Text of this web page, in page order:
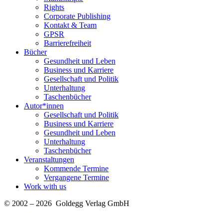
Rights
Corporate Publishing
Kontakt & Team
GPSR
Barrierefreiheit
Bücher
Gesundheit und Leben
Business und Karriere
Gesellschaft und Politik
Unterhaltung
Taschenbücher
Autor*innen
Gesellschaft und Politik
Business und Karriere
Gesundheit und Leben
Unterhaltung
Taschenbücher
Veranstaltungen
Kommende Termine
Vergangene Termine
Work with us
© 2002 – 2026 Goldegg Verlag GmbH